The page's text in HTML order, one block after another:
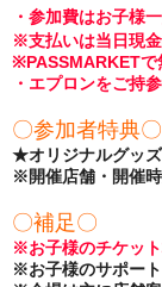
・参加費はお子様
※支払いは当日現金
※PASSMARKETで
・エプロンをご持
〇参加者特典〇
★オリジナルグッ
※開催店舗・開催時
〇補足〇
※お子様のチケット
※お子様のサポート